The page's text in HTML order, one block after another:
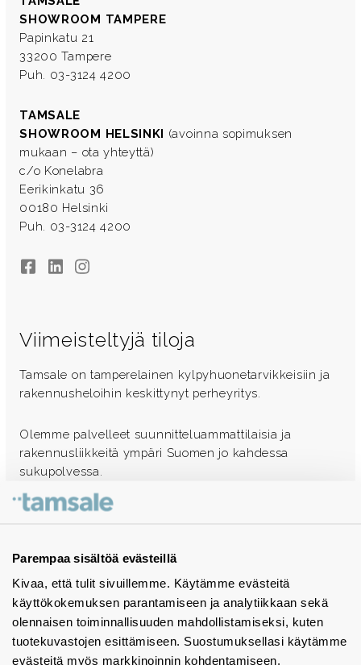
Parempaa sisältöä evästeillä
Kivaa, että tulit sivuillemme. Käytämme evästeitä
käyttökokemuksen parantamiseen ja analytiikkaan sekä
olennaisen toiminnallisuuden mahdollistamiseksi, kuten
tuotekuvastojen esittämiseen. Suostumuksellasi käytämme
evästeitä myös markkinoinnin kohdentamiseen.
SHOWROOM TAMPERE
Papinkatu 21
33200 Tampere
Puh. 03-3124 4200
TAMSALE
SHOWROOM HELSINKI (avoinna sopimuksen
mukaan – ota yhteyttä)
c/o Konelabra
Eerikinkatu 36
00180 Helsinki
Puh. 03-3124 4200
FacebookLinkedInInstagram
Viimeisteltyjä tiloja
Tamsale on tamperelainen kylpyhuonetarvikkeisiin ja
rakennusheloihin keskittynyt perheyritys.
Olemme palvelleet suunnitteluammattilaisia ja
rakennusliikkeitä ympäri Suomen jo kahdessa
sukupolvessa.
Ota yhteyttä - autamme mielellämme
Tuotekuvastot
Instagram
BIM-objektit
Yhteystiedot